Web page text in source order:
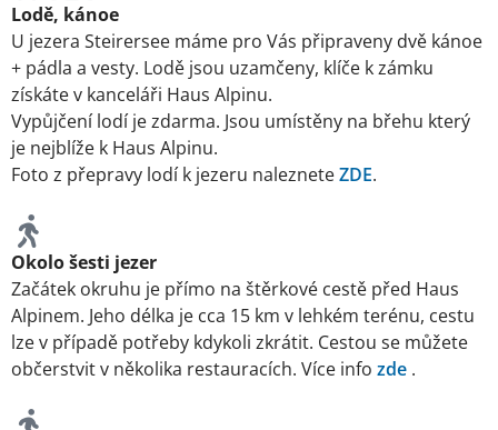
Lodě, kánoe
U jezera Steirersee máme pro Vás připraveny dvě kánoe
+ pádla a vesty. Lodě jsou uzamčeny, klíče k zámku
získáte v kanceláři Haus Alpinu.
Vypůjčení lodí je zdarma. Jsou umístěny na břehu který
je nejblíže k Haus Alpinu.
Foto z přepravy lodí k jezeru nalezneteZDE.
Okolo šesti jezer
Začátek okruhu je přímo na štěrkové cestě před Haus
Alpinem. Jeho délka je cca 15 km v lehkém terénu, cestu
lze v případě potřeby kdykoli zkrátit. Cestou se můžete
občerstvit v několika restauracích. Více info zde .